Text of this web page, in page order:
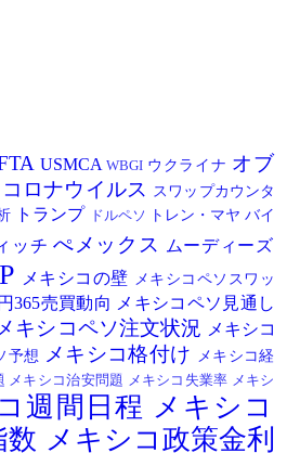
USMCAWBGI ウクライナ オブ
コロナウイルス スワップカウンタ
トランプ ドルペソ トレン・マヤバイ
ッチぺメックス ムーディーズ
メキシコの壁 メキシコペソスワッ
365売買動向 メキシコペソ見通し
キシコペソ注文状況 メキシコ
予想 メキシコ格付け メキシコ経
メキシコ治安問題 メキシコ失業率 メキシ
週間日程 メキシコ
数 メキシコ政策金利